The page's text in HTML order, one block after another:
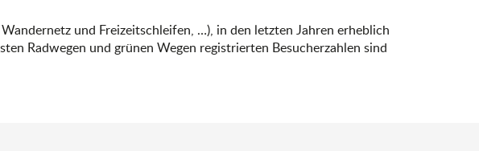
und Freizeitschleifen, …), in den letzten Jahren erheblich
Radwegen und grünen Wegen registrierten Besucherzahlen sind